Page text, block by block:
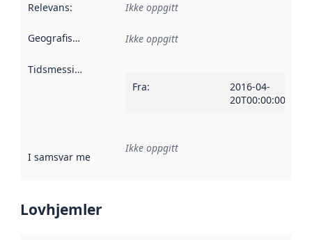
Relevans: Ikke oppgitt
Geografisk avgrensning :
Ikke oppgitt
Tidsmessig avgrensning
Fra:
2016-04-
20T00:00:00Z
I samsvar med Referanse til en implementasjonsregel
Ikke oppgitt
Lovhjemler